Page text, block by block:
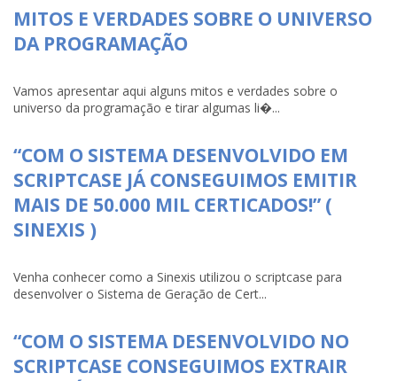
MITOS E VERDADES SOBRE O UNIVERSO
DA PROGRAMAÇÃO
Vamos apresentar aqui alguns mitos e verdades sobre o
universo da programação e tirar algumas li�...
“COM O SISTEMA DESENVOLVIDO EM
SCRIPTCASE JÁ CONSEGUIMOS EMITIR
MAIS DE 50.000 MIL CERTICADOS!” (
SINEXIS )
Venha conhecer como a Sinexis utilizou o scriptcase para
desenvolver o Sistema de Geração de Cert...
“COM O SISTEMA DESENVOLVIDO NO
SCRIPTCASE CONSEGUIMOS EXTRAIR